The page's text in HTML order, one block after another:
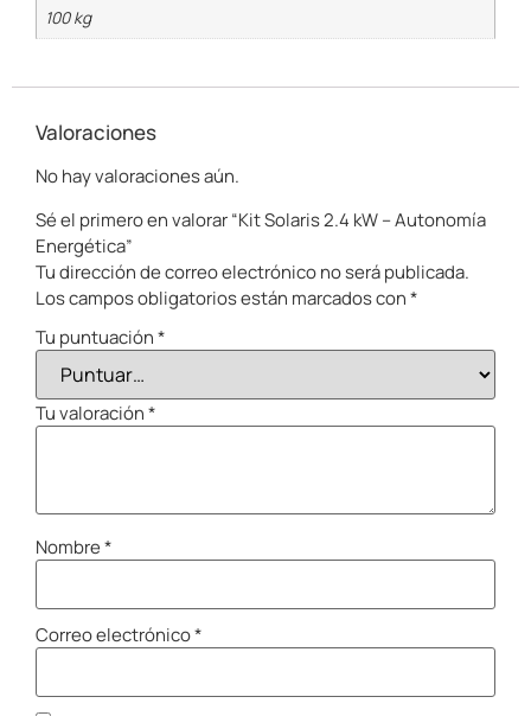
100 kg
Valoraciones
No hay valoraciones aún.
Sé el primero en valorar “Kit Solaris 2.4 kW – Autonomía
Energética”
Tu dirección de correo electrónico no será publicada.
Los campos obligatorios están marcados con*
Tu puntuación*
Tu valoración*
Nombre*
Correo electrónico*